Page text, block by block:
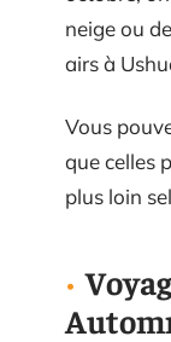
neige ou
airs à
Vous
que celles
plus loin